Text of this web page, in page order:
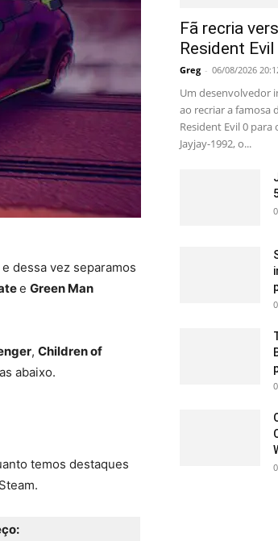
e dessa vez separamos
e Green Man
, Children of
abaixo.
temos destaques
Fã recria
Resident
Greg - 06/08/2026
Um desenvolvedor
ao recriar a famosa
Resident Evil 0
Jayjay-1992, o...